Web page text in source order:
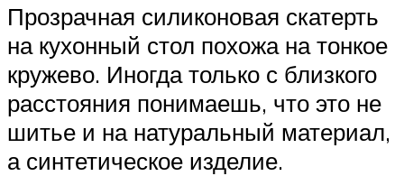
Прозрачная силиконовая скатерть
на кухонный стол похожа на тонкое
кружево. Иногда только с близкого
расстояния понимаешь, что это не
шитье и на натуральный материал,
а синтетическое изделие.